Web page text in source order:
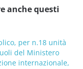
anche questi
per n.18 unità
del Ministero
internazionale,